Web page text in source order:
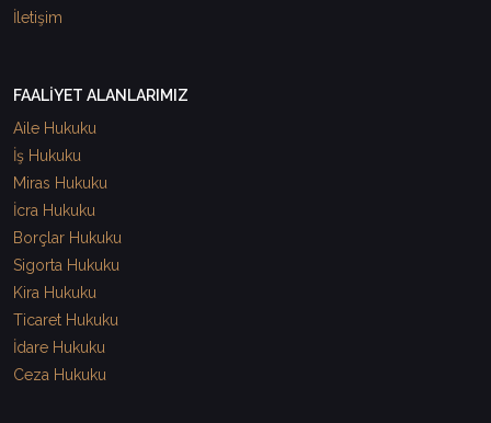
İletişim
FAALİYET ALANLARIMIZ
Aile Hukuku
İş Hukuku
Miras Hukuku
İcra Hukuku
Borçlar Hukuku
Sigorta Hukuku
Kira Hukuku
Ticaret Hukuku
İdare Hukuku
Ceza Hukuku